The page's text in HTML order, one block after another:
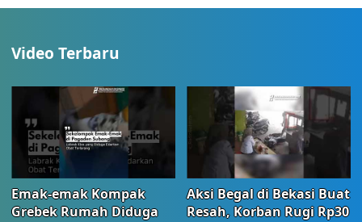
Video Terbaru
Emak-emak Kompak
Grebek Rumah Diduga
Aksi Begal di Bekasi Buat
Resah, Korban Rugi Rp30